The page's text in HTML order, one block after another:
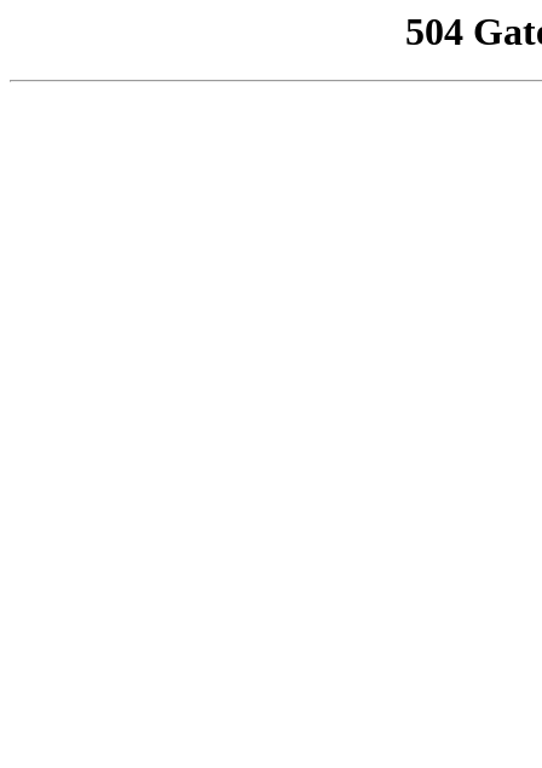
504